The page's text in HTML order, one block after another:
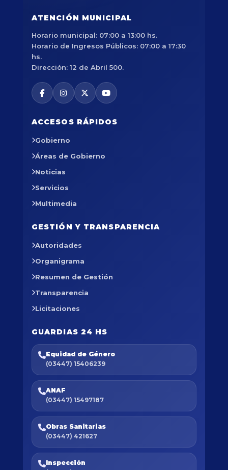
ATENCIÓN MUNICIPAL
Horario municipal: 07:00 a 13:00 hs.
Horario de Ingresos Públicos: 07:00 a 17:30
hs.
Dirección: 12 de Abril 500.
ACCESOS RÁPIDOS
Gobierno
Áreas de Gobierno
Noticias
Servicios
Multimedia
GESTIÓN Y TRANSPARENCIA
Autoridades
Organigrama
Resumen de Gestión
Transparencia
Licitaciones
GUARDIAS 24 HS
Equidad de Género
(03447) 15406239
ANAF
(03447) 15497187
Obras Sanitarias
(03447) 421627
Inspección